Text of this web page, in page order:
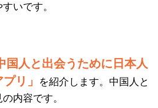
いです。
国人と出会うために日本人
リ」
を紹介します。中国人と
内容です。